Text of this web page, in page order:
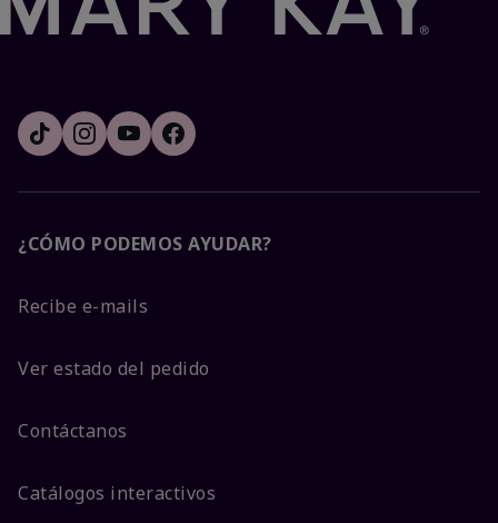
¿CÓMO PODEMOS AYUDAR?
Recibe e-mails
Ver estado del pedido
Contáctanos
Catálogos interactivos